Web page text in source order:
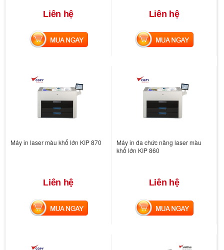
Liên hệ
MUA NGAY
Liên hệ
MUA NGAY
Máy in laser màu khổ lớn KIP 870
Liên hệ
MUA NGAY
Máy in đa chức năng laser màu
khổ lớn KIP 860
Liên hệ
MUA NGAY